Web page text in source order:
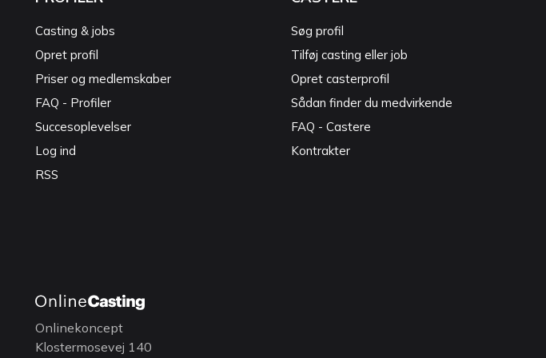
Casting & jobs
Opret profil
Priser og medlemskaber
FAQ - Profiler
Succesoplevelser
Log ind
RSS
Søg profil
Tilføj casting eller job
Opret casterprofil
Sådan finder du medvirkende
FAQ - Castere
Kontrakter
Onlinekoncept
Klostermosevej 140